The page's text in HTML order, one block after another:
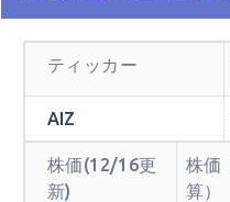
ティッカー
AIZ
株価(12/16更
新)
株価
算）